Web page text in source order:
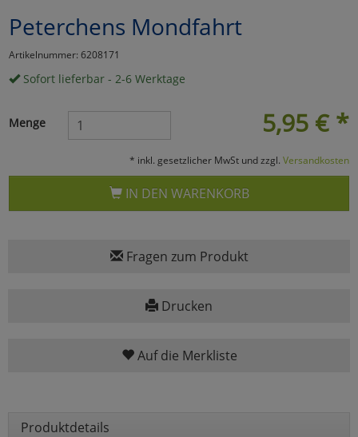
Peterchens Mondfahrt
Artikelnummer: 6208171
Sofort lieferbar - 2-6 Werktage
5,95 € *
Menge
* inkl. gesetzlicher MwSt und zzgl. Versandkosten
IN DEN WARENKORB
Fragen zum Produkt
Drucken
Auf die Merkliste
Produktdetails
Marketing
Umfragetools
Cookies
Einstellungen speichern
zu Haupptseite